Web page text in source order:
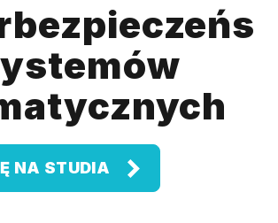
NA STUDIA